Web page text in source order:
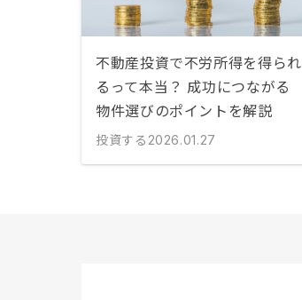
不動産投資で不労所得を得られ
るって本当？ 成功につながる
物件選びのポイントを解説
投資する 2026.01.27